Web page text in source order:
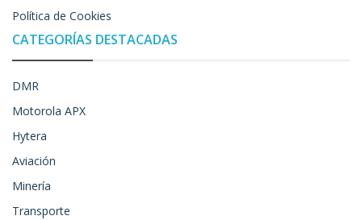
Política de Cookies
CATEGORÍAS DESTACADAS
DMR
Motorola APX
Hytera
Aviación
Minería
Transporte